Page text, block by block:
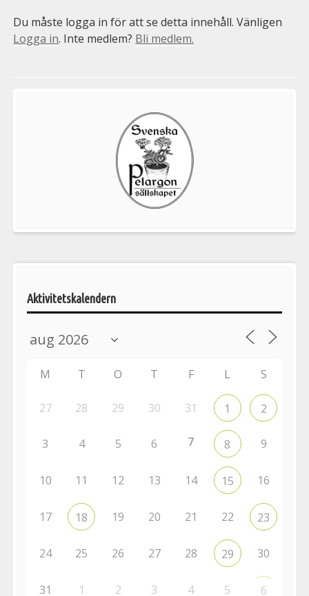
Du måste logga in för att se detta innehåll. Vänligen
Logga in. Inte medlem? Bli medlem.
Pelargonsällskapets
Aktivitetskalendern
M T O T F L S
27 28 29 30 31 1 2
3 4 5 6 7 8 9
10 11 12 13 14 15 16
17 18 19 20 21 22 23
24 25 26 27 28 29 30
31 1 2 3 4 5 6